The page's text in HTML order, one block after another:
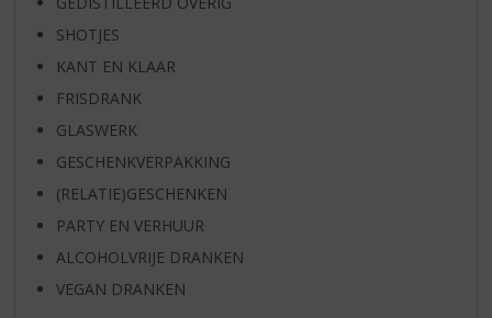
SHOTJES
KANT EN KLAAR
FRISDRANK
GLASWERK
GESCHENKVERPAKKING
(RELATIE)GESCHENKEN
PARTY EN VERHUUR
ALCOHOLVRIJE DRANKEN
VEGAN DRANKEN